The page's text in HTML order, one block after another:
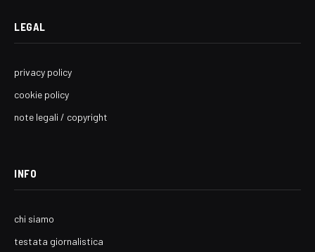
LEGAL
privacy policy
cookie policy
note legali / copyright
INFO
chi siamo
testata giornalistica